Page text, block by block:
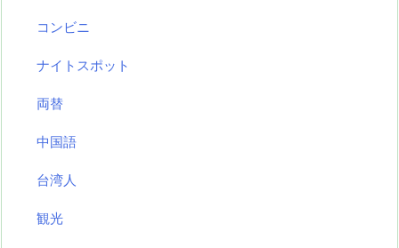
コンビニ
ナイトスポット
両替
中国語
台湾人
観光